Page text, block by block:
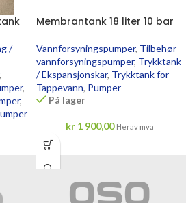
/
,
,
,
Membrantank 18 liter 10 bar
Vannforsyningspumper, Tilbehør
vannforsyningspumper, Trykktank
/ Ekspansjonskar, Trykktank for
Tappevann, Pumper
På lager
kr1 900,00 Herav mva